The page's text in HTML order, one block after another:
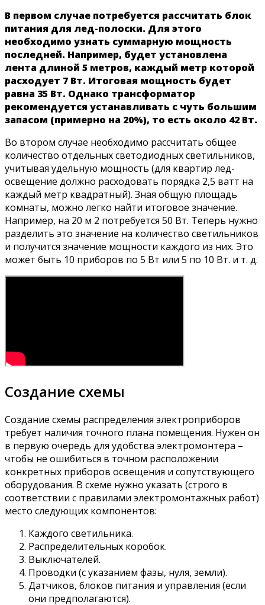
В первом случае потребуется рассчитать блок
питания для лед-полоски. Для этого
необходимо узнать суммарную мощность
последней. Например, будет установлена
лента длиной 5 метров, каждый метр которой
расходует 7 Вт. Итоговая мощность будет
равна 35 Вт. Однако трансформатор
рекомендуется устанавливать с чуть большим
запасом (примерно на 20%), то есть около 42 Вт.
Во втором случае необходимо рассчитать общее
количество отдельных светодиодных светильников,
учитывая удельную мощность (для квартир лед-
освещение должно расходовать порядка 2,5 ватт на
каждый метр квадратный). Зная общую площадь
комнаты, можно легко найти итоговое значение.
Например, на 20 м 2 потребуется 50 Вт. Теперь нужно
разделить это значение на количество светильников
и получится значение мощности каждого из них. Это
может быть 10 приборов по 5 Вт или 5 по 10 Вт. и т. д.
Создание схемы
Создание схемы распределения электроприборов
требует наличия точного плана помещения. Нужен он
в первую очередь для удобства электромонтера –
чтобы не ошибиться в точном расположении
конкретных приборов освещения и сопутствующего
оборудования. В схеме нужно указать (строго в
соответствии с правилами электромонтажных работ)
место следующих компонентов:
Каждого светильника.
Распределительных коробок.
Выключателей.
Проводки (с указанием фазы, нуля, земли).
Датчиков, блоков питания и управления (если
они предполагаются).